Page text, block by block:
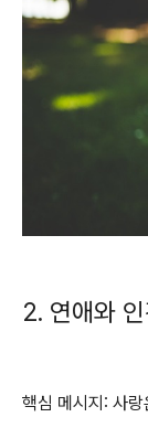
2. 연애와 인
핵심 메시지: 사랑